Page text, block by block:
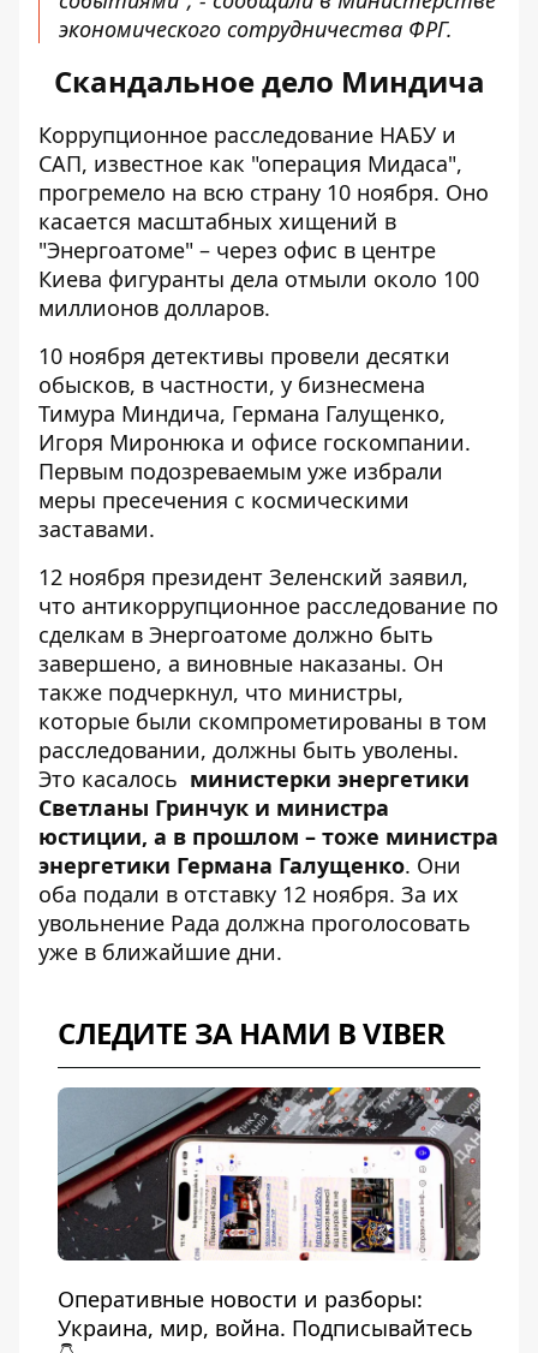
экономического сотрудничества ФРГ.
Скандальное дело Миндича
Коррупционное расследование НАБУ и
САП, известное как "операция Мидаса",
прогремело на всю страну 10 ноября. Оно
касается масштабных хищений в
"Энергоатоме" – через офис в центре
Киева фигуранты дела отмыли около 100
миллионов долларов.
10 ноября детективы провели десятки
обысков, в частности, у бизнесмена
Тимура Миндича, Германа Галущенко,
Игоря Миронюка и офисе госкомпании.
Первым подозреваемым уже избрали
меры пресечения с космическими
заставами.
12 ноября президент Зеленский заявил,
что антикоррупционное расследование по
сделкам в Энергоатоме должно быть
завершено, а виновные наказаны. Он
также подчеркнул, что министры,
которые были скомпрометированы в том
расследовании, должны быть уволены.
Это касалось министерки энергетики
Светланы Гринчук и министра
юстиции, а в прошлом – тоже министра
энергетики Германа Галущенко. Они
оба подали в отставку 12 ноября. За их
увольнение Рада должна проголосовать
уже в ближайшие дни.
СЛЕДИТЕ ЗА НАМИ В VIBER
Оперативные новости и разборы:
Украина, мир, война. Подписывайтесь